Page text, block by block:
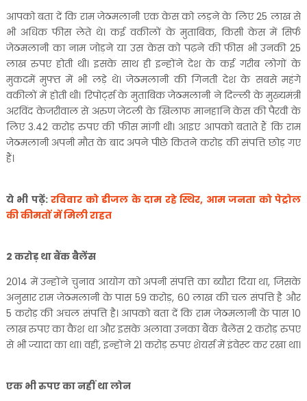
आपको बता दें कि राम जेठमलानी एक केस को लड़ने के लिए 25 लाख से
भी अधिक फीस लेते थे। कई वकीलों के मुताबिक, किसी केस में सिर्फ
जेठमलानी का नाम जोड़ने या उस केस को पढ़ने की फीस भी उनकी 25
लाख रुपए होती थी। इसके साथ ही इन्होंने देश के कई गरीब लोगों के
मुकदमें मुफ्त में भी लड़े थे। जेठमलानी की गिनती देश के सबसे महंगे
वकीलों में होती थी। रिपोर्ट्स के मुताबिक जेठमलानी ने दिल्ली के मुख्यमंत्री
अरविंद केजरीवाल से अरुण जेटली के खिलाफ मानहानि केस की पैरवी के
लिए 3.42 करोड़ रुपए की फीस मांगी थी। आइए आपको बताते हैं कि राम
जेठमलानी अपनी मौत के बाद अपने पीछे कितने करोड़ की संपत्ति छोड़ गए
हैं।
ये भी पढ़ें:रविवार को डीजल के दाम रहे स्थिर, आम जनता को पेट्रोल
की कीमतों में मिली राहत
2 करोड़ था बैंक बैलेंस
2014 में उन्होंने चुनाव आयोग को अपनी संपत्ति का ब्यौरा दिया था, जिसके
अनुसार राम जेठमलानी के पास 59 करोड़, 60 लाख की चल संपत्ति है और
5 करोड़ की अचल संपत्ति है। आपको बता दें कि राम जेठमलानी के पास 10
लाख रुपए का कैश था और इसके अलावा उनका बैंक बैलेंस 2 करोड़ रुपए
से भी ज्यादा का था। वहीं, इन्होंने 21 करोड़ रुपए शेयर्स में इंवेस्ट कर रखा था।
एक भी रुपए का नहीं था लोन